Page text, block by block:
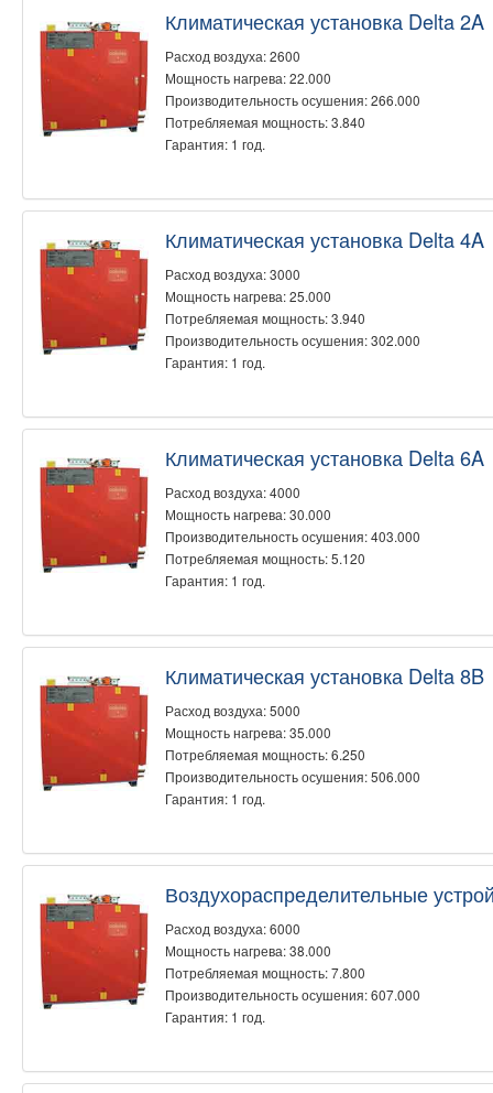
Климатическая установка Delta 2A
Расход воздуха: 2600
Мощность нагрева: 22.000
Производительность осушения: 266.000
Потребляемая мощность: 3.840
Гарантия: 1 год.
Климатическая установка Delta 4A
Расход воздуха: 3000
Мощность нагрева: 25.000
Потребляемая мощность: 3.940
Производительность осушения: 302.000
Гарантия: 1 год.
Климатическая установка Delta 6A
Расход воздуха: 4000
Мощность нагрева: 30.000
Производительность осушения: 403.000
Потребляемая мощность: 5.120
Гарантия: 1 год.
Климатическая установка Delta 8B
Расход воздуха: 5000
Мощность нагрева: 35.000
Потребляемая мощность: 6.250
Производительность осушения: 506.000
Гарантия: 1 год.
Воздухораспределительные
Расход воздуха: 6000
Мощность нагрева: 38.000
Потребляемая мощность: 7.800
Производительность осушения: 607.000
Гарантия: 1 год.